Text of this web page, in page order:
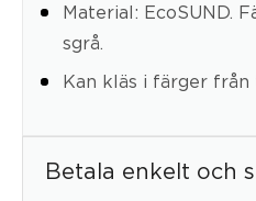
Material: EcoSUND.
sgrå.
Kan kläs i färger från
Betala enkelt och